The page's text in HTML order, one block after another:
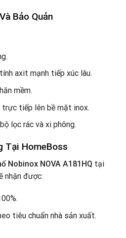
Bảo Quản
axit mạnh tiếp xúc lâu.
mềm.
tiếp lên bề mặt inox.
lọc rác và xi phông.
Tại HomeBoss
Nobinox NOVA A181HQ tại
nhận được:
tiêu chuẩn nhà sản xuất.